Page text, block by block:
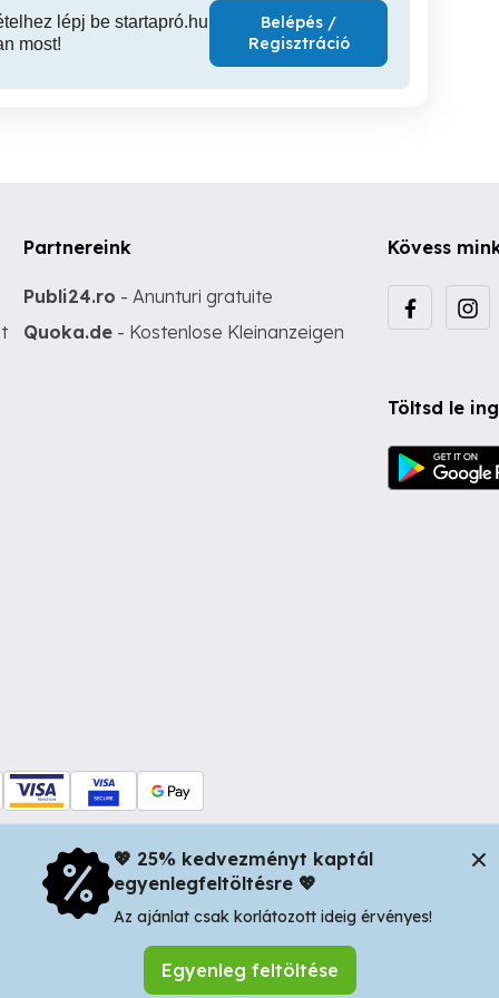
lépj be startapró.hu
most!
Belépés /
Regisztráció
Partnereink
Publi24.ro - Anunturi gratuite
Quoka.de - Kostenlose Kleinanzeigen
Kövess
Töltsd le
nr 34, Oradea 410346, Romania | Tax ID: RO44483373 -
💖 25% kedvezményt kaptál
egyenlegfeltöltésre 💖
Az ajánlat csak korlátozott ideig érvényes!
Egyenleg feltöltése